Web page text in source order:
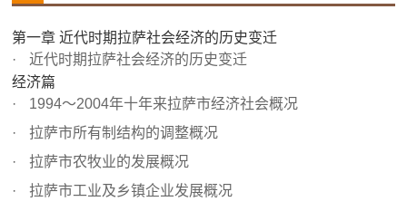
第一章 近代时期拉萨社会经济的历史变迁
近代时期拉萨社会经济的历史变迁
经济篇
1994～2004年十年来拉萨市经济社会概况
拉萨市所有制结构的调整概况
拉萨市农牧业的发展概况
拉萨市工业及乡镇企业发展概况